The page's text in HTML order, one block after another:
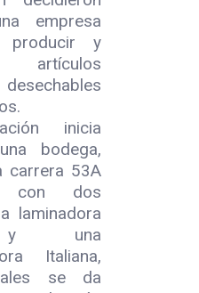
empresa
producir y
artículos
inicia
bodega,
carrera 53A
con dos
laminadora
y una
Italiana,
se da